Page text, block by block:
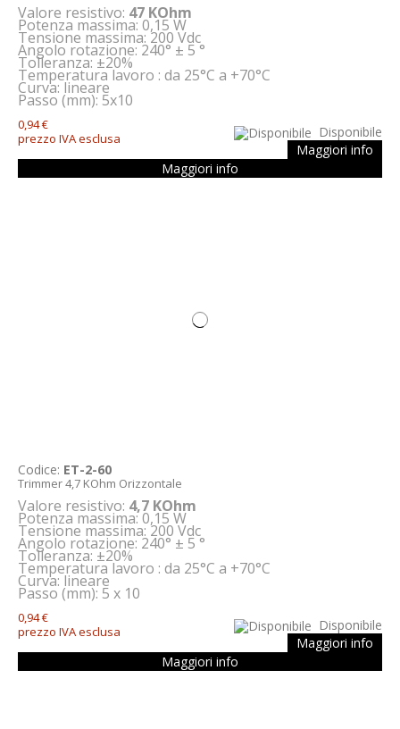
Valore resistivo: 47 KOhm
Potenza massima: 0,15 W
Tensione massima: 200 Vdc
Angolo rotazione: 240° ± 5 °
Tolleranza: ±20%
Temperatura lavoro : da 25°C a +70°C
Curva: lineare
Passo (mm): 5x10
0,94 €
prezzo IVA esclusa
Disponibile
Maggiori info
Maggiori info
Codice: ET-2-60
Trimmer 4,7 KOhm Orizzontale
Valore resistivo: 4,7 KOhm
Potenza massima: 0,15 W
Tensione massima: 200 Vdc
Angolo rotazione: 240° ± 5 °
Tolleranza: ±20%
Temperatura lavoro : da 25°C a +70°C
Curva: lineare
Passo (mm): 5 x 10
0,94 €
prezzo IVA esclusa
Disponibile
Maggiori info
Maggiori info